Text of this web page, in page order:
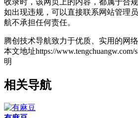
收录时，该网页上的内容，都属于合
如出现违规，可以直接联系网站管理
航不承担任何责任。
腾创技术导航致力于优质、实用的网
本文地址https://www.tengchuangw.com/
明
相关导航